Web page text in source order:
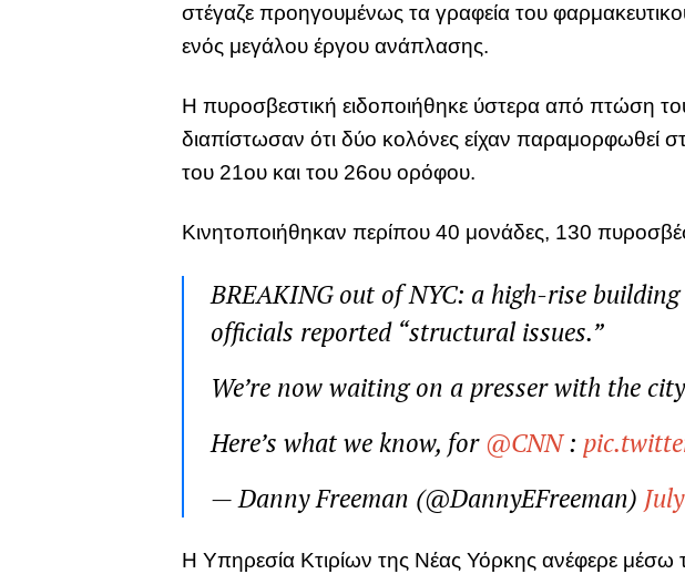
στέγαζε προηγουμένως τα γραφεία του
ενός μεγάλου έργου ανάπλασης.
Η πυροσβεστική ειδοποιήθηκε ύστερα από πτώση
διαπίστωσαν ότι δύο κολόνες είχαν
του 21ου και του 26ου ορόφου.
Κινητοποιήθηκαν περίπου 40 μονάδες, 130
BREAKING out of NYC: a high-rise
officials reported “structural issues.”
We’re now waiting on a presser with the
Here’s what we know, for@CNN:
— Danny Freeman (@DannyEFreeman)
Η Υπηρεσία Κτιρίων της Νέας Υόρκης ανέφερε μέσω